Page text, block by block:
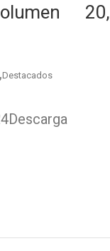
20,
,Destacados